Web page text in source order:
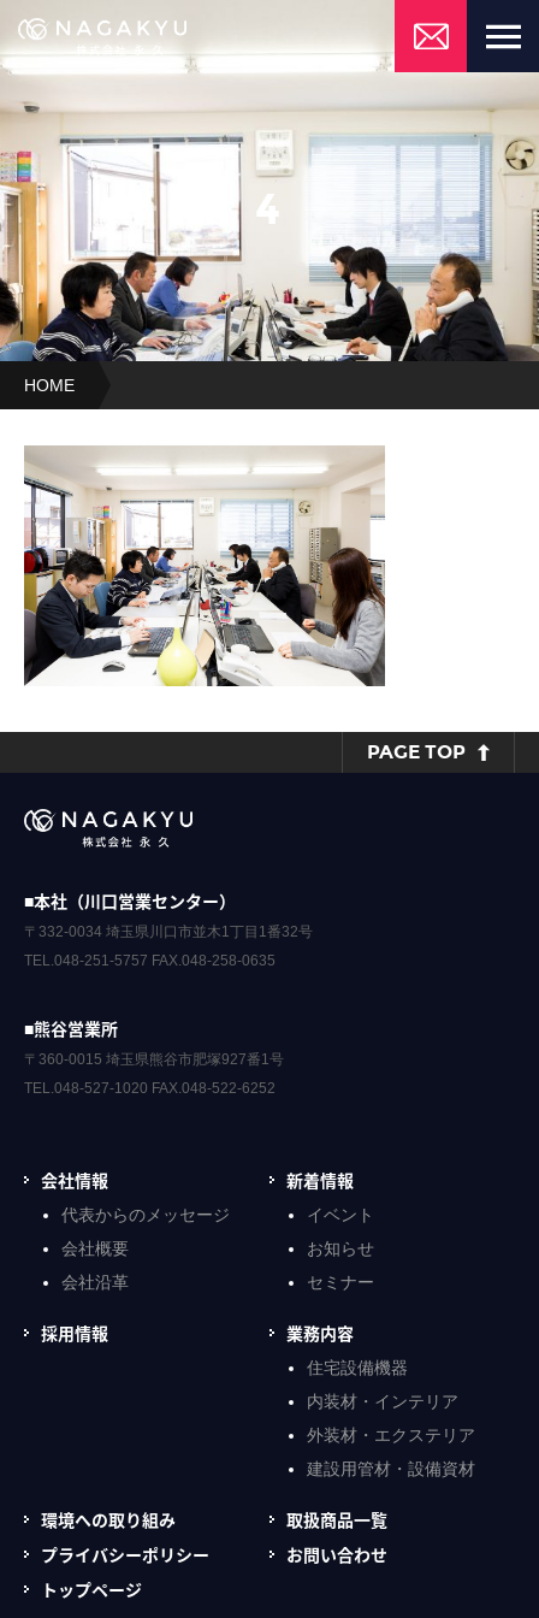
4
HOME
PAGE TOP
■本社（川口営業センター）
〒332-0034 埼玉県川口市並木1丁目1番32号
TEL.048-251-5757 FAX.048-258-0635
■熊谷営業所
〒360-0015 埼玉県熊谷市肥塚927番1号
TEL.048-527-1020 FAX.048-522-6252
会社情報
代表からのメッセージ
会社概要
会社沿革
新着情報
イベント
お知らせ
セミナー
採用情報 業務内容
住宅設備機器
内装材・インテリア
外装材・エクステリア
建設用管材・設備資材
環境への取り組み
取扱商品一覧
プライバシーポリシー
お問い合わせ
トップページ